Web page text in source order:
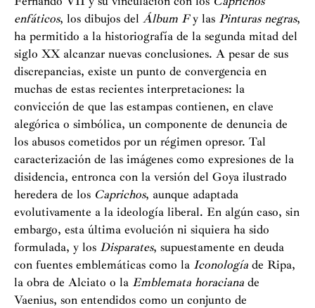
enfáticos, los dibujos del Álbum Fy las Pinturas negras,
ha permitido a la historiografía de la segunda mitad del
siglo XX alcanzar nuevas conclusiones. A pesar de sus
discrepancias, existe un punto de convergencia en
muchas de estas recientes interpretaciones: la
convicción de que las estampas contienen, en clave
alegórica o simbólica, un componente de denuncia de
los abusos cometidos por un régimen opresor. Tal
caracterización de las imágenes como expresiones de la
disidencia, entronca con la versión del Goya ilustrado
heredera de los Caprichos, aunque adaptada
evolutivamente a la ideología liberal. En algún caso, sin
embargo, esta última evolución ni siquiera ha sido
formulada, y los Disparates, supuestamente en deuda
con fuentes emblemáticas como la Iconología de Ripa,
la obra de Alciato o la Emblemata horaciana de
Vaenius, son entendidos como un conjunto de